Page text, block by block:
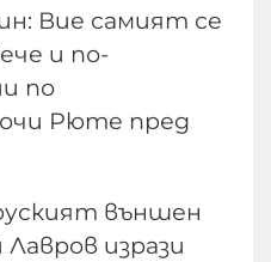
Вие самият се
и по-
по
Рюте пред
външен
изрази